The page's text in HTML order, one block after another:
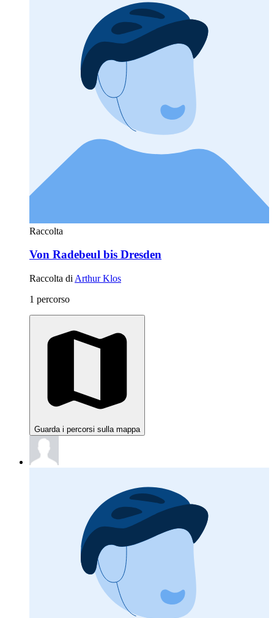
Raccolta
Von Radebeul bis Dresden
Raccolta di Arthur Klos
1 percorso
Guarda i percorsi sulla mappa